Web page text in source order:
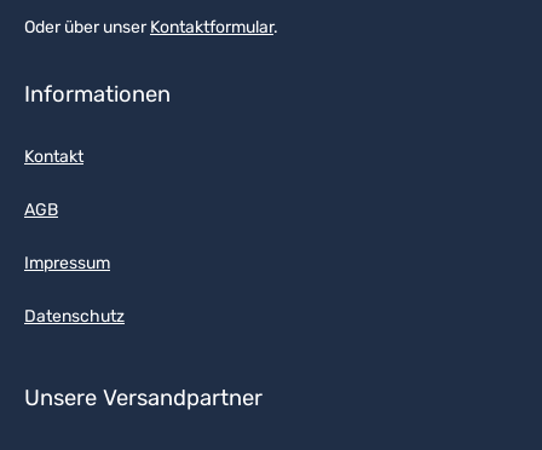
Oder über unserKontaktformular.
Informationen
Kontakt
AGB
Impressum
Datenschutz
Unsere Versandpartner